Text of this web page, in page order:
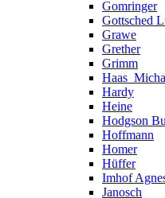
Gomringer
Gottsched
Grawe
Grether
Grimm
Hardy
Heine
Hodgson
Hoffmann
Homer
Hüffer
Imhof
Janosch